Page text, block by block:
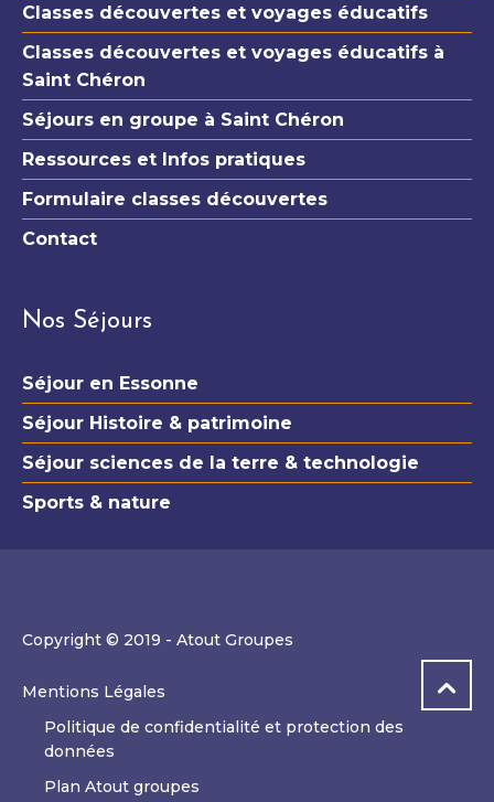
Classes découvertes et voyages éducatifs
Classes découvertes et voyages éducatifs à
Saint Chéron
Séjours en groupe à Saint Chéron
Ressources et Infos pratiques
Formulaire classes découvertes
Contact
Nos Séjours
Séjour en Essonne
Séjour Histoire & patrimoine
Séjour sciences de la terre & technologie
Sports & nature
Copyright © 2019 - Atout Groupes
Mentions Légales
Politique de confidentialité et protection des
données
Plan Atout groupes